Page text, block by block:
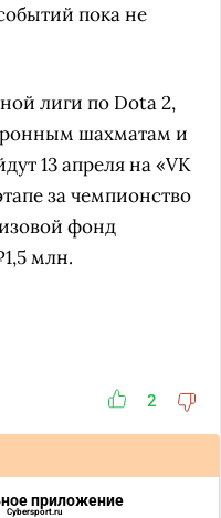
пока не
лиги по Dota 2,
шахматам и
13 апреля на «VK
за чемпионство
фонд
млн.
2
приложение
Cybersport.ru